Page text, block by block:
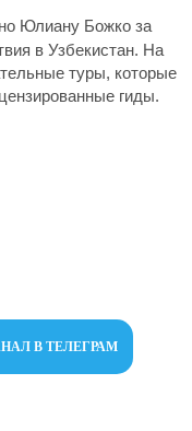
Юлиану Божко за
в Узбекистан. На
туры, которые
гиды.
В ТЕЛЕГРАМ